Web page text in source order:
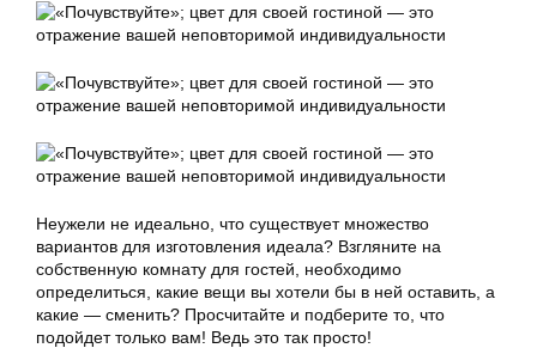
Неужели не идеально, что существует множество
вариантов для изготовления идеала? Взгляните на
собственную комнату для гостей, необходимо
определиться, какие вещи вы хотели бы в ней оставить, а
какие — сменить? Просчитайте и подберите то, что
подойдет только вам! Ведь это так просто!